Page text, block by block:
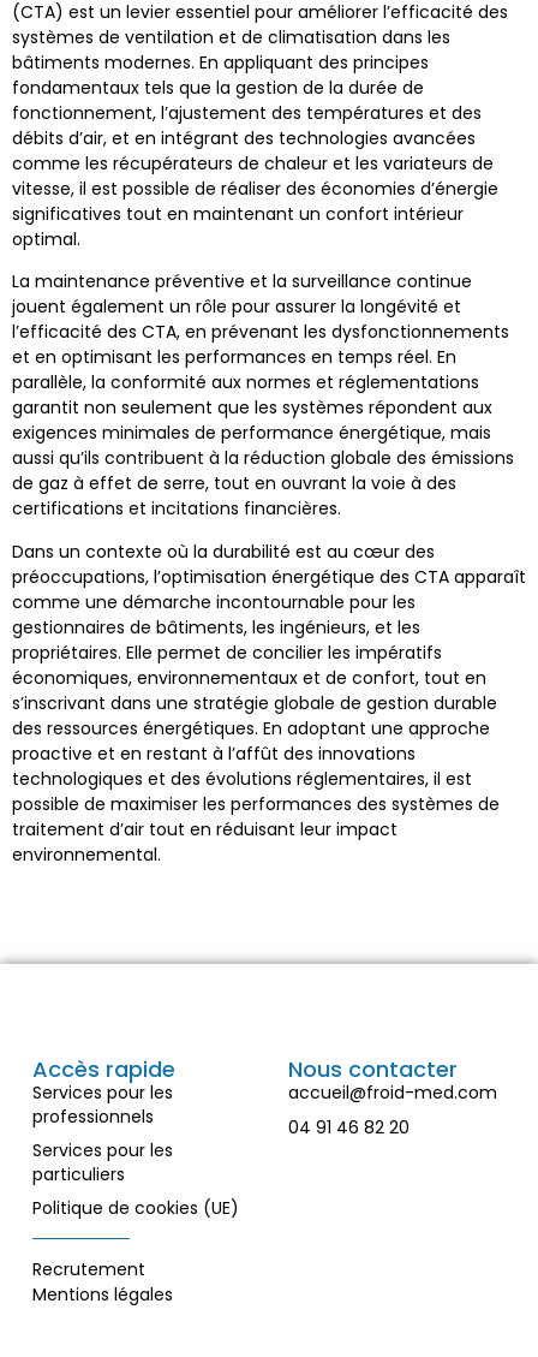
(CTA) est un levier essentiel pour améliorer l’efficacité des
systèmes de ventilation et de climatisation dans les
bâtiments modernes. En appliquant des principes
fondamentaux tels que la gestion de la durée de
fonctionnement, l’ajustement des températures et des
débits d’air, et en intégrant des technologies avancées
comme les récupérateurs de chaleur et les variateurs de
vitesse, il est possible de réaliser des économies d’énergie
significatives tout en maintenant un confort intérieur
optimal.
La maintenance préventive et la surveillance continue
jouent également un rôle pour assurer la longévité et
l’efficacité des CTA, en prévenant les dysfonctionnements
et en optimisant les performances en temps réel. En
parallèle, la conformité aux normes et réglementations
garantit non seulement que les systèmes répondent aux
exigences minimales de performance énergétique, mais
aussi qu’ils contribuent à la réduction globale des émissions
de gaz à effet de serre, tout en ouvrant la voie à des
certifications et incitations financières.
Dans un contexte où la durabilité est au cœur des
préoccupations, l’optimisation énergétique des CTA apparaît
comme une démarche incontournable pour les
gestionnaires de bâtiments, les ingénieurs, et les
propriétaires. Elle permet de concilier les impératifs
économiques, environnementaux et de confort, tout en
s’inscrivant dans une stratégie globale de gestion durable
des ressources énergétiques. En adoptant une approche
proactive et en restant à l’affût des innovations
technologiques et des évolutions réglementaires, il est
possible de maximiser les performances des systèmes de
traitement d’air tout en réduisant leur impact
environnemental.
Accès rapide
Services pour les
professionnels
Services pour les
particuliers
Politique de cookies (UE)
Recrutement
Mentions légales
Nous contacter
accueil@froid-med.com
04 91 46 82 20